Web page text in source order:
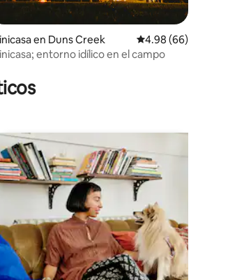
5 de 5; 39 evaluaciones
en Duns Creek Calificación
4.98 (66)
entorno idílico en el campo